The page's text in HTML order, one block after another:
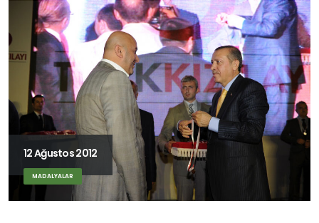
12 Ağustos 2012
MADALYALAR